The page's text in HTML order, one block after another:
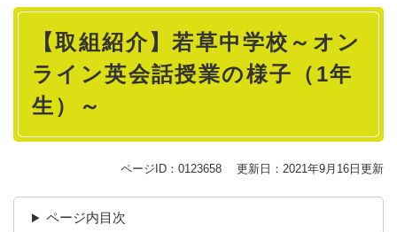
本
【取組紹介】若草中学校～オン
ライン英会話授業の様子（1年
生）～
ページID：0123658 更新日：2021年9月16日更新
ページ内目次